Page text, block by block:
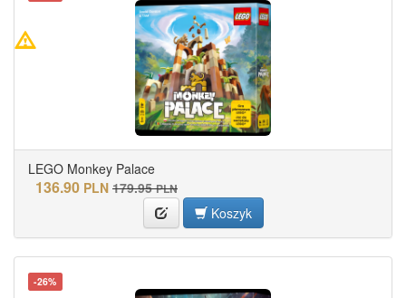
LEGO Monkey Palace
136.90 PLN 179.95 PLN
Koszyk
-26%